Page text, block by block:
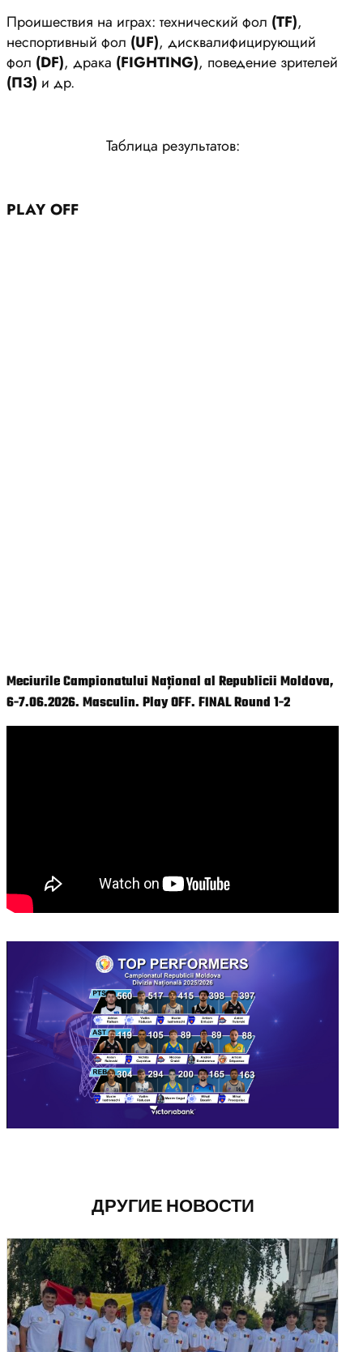
Проишествия на играх: технический фол (ТF),
неспортивный фол (UF), дисквалифицирующий
фол (DF), драка (FIGHTING), поведение зрителей
(ПЗ) и др.
Таблица результатов:
PLAY OFF
Meciurile Campionatului Național al Republicii Moldova,
6-7.06.2026. Masculin. Play OFF. FINAL Round 1-2
ДРУГИЕ НОВОСТИ